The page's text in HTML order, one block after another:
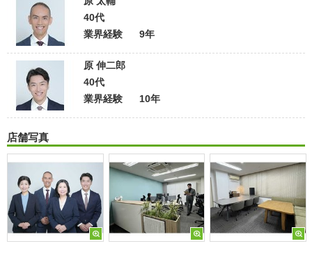
40代
業界経験
9年
原 伸二郎
40代
業界経験
10年
店舗写真